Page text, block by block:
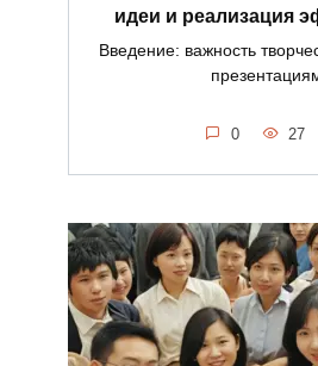
идеи и реализация
Введение: важность
0 27